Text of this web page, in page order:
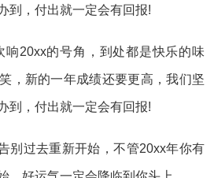
到，付出就一定会有回报!
响20xx的号角，到处都是快乐的味
，新的一年成绩还要更高，我们坚
到，付出就一定会有回报!
别过去重新开始，不管20xx年你有